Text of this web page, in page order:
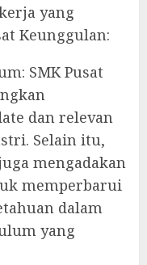
yang
Keunggulan:
SMK Pusat
dan relevan
Selain itu,
mengadakan
memperbarui
dalam
yang